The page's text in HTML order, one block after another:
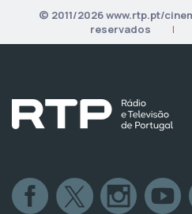
© 2011/2026 www.rtp.pt/
reservados
|